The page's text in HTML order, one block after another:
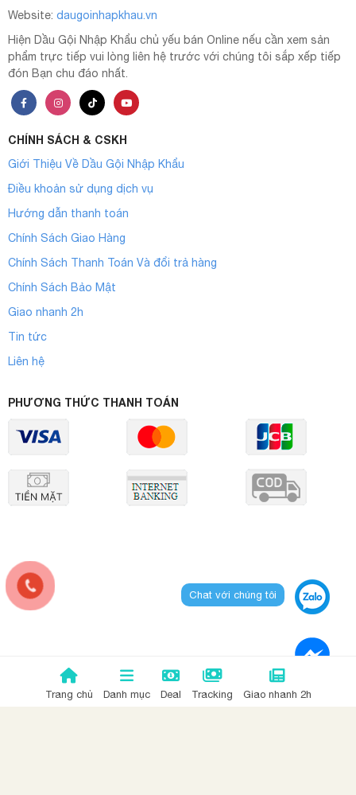
Website: daugoinhapkhau.vn
Hiện Dầu Gội Nhập Khẩu chủ yếu bán Online nếu cần xem sản
phẩm trực tiếp vui lòng liên hệ trước với chúng tôi sắp xếp tiếp
đón Bạn chu đáo nhất.
CHÍNH SÁCH & CSKH
Giới Thiệu Về Dầu Gội Nhập Khẩu
Điều khoản sử dụng dịch vụ
Hướng dẫn thanh toán
Chính Sách Giao Hàng
Chính Sách Thanh Toán Và đổi trả hàng
Chính Sách Bảo Mật
Giao nhanh 2h
Tin tức
Liên hệ
PHƯƠNG THỨC THANH TOÁN
Chat với chúng tôi
Trang chủ Danh mục Deal Tracking Giao nhanh 2h